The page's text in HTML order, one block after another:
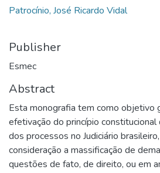
Patrocínio, José Ricardo Vidal
Publisher
Esmec
Abstract
Esta monografia tem como objetivo
efetivação do princípio constitucional
dos processos no Judiciário
consideração a massificação de
questões de fato, de direito, ou em